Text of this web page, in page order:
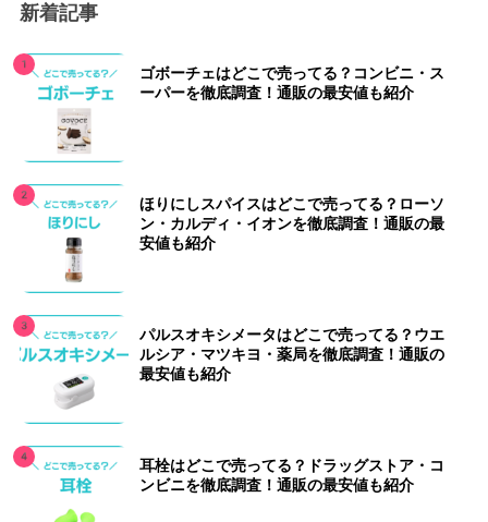
新着記事
ゴボーチェはどこで売ってる？コンビニ・ス
ーパーを徹底調査！通販の最安値も紹介
ほりにしスパイスはどこで売ってる？ローソ
ン・カルディ・イオンを徹底調査！通販の最
安値も紹介
パルスオキシメータはどこで売ってる？ウエ
ルシア・マツキヨ・薬局を徹底調査！通販の
最安値も紹介
耳栓はどこで売ってる？ドラッグストア・コ
ンビニを徹底調査！通販の最安値も紹介